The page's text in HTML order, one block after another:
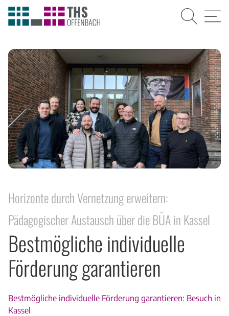
Horizonte durch Vernetzung erweitern:
Pädagogischer Austausch über die BÜA in Kassel
Bestmögliche individuelle
Förderung garantieren
Bestmögliche individuelle Förderung garantieren: Besuch in
Kassel